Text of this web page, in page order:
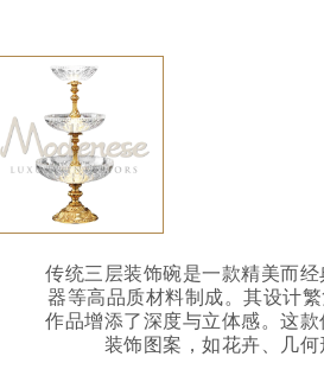
传统三层装饰碗是一款精美而
器等高品质材料制成。其设计
作品增添了深度与立体感。这
装饰图案，如花卉、几何